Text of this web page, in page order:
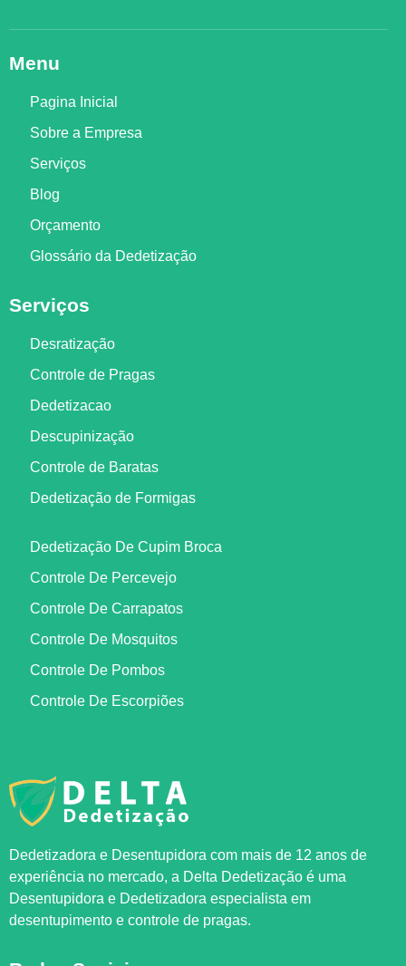
Dedetizadora e Desentupidora com mais de 12 anos de
experiência no mercado, a Delta Dedetização é uma
Desentupidora e Dedetizadora especialista em
desentupimento e controle de pragas.
Menu
Pagina Inicial
Sobre a Empresa
Serviços
Blog
Orçamento
Glossário da Dedetização
Serviços
Desratização
Controle de Pragas
Dedetizacao
Descupinização
Controle de Baratas
Dedetização de Formigas
Dedetização De Cupim Broca
Controle De Percevejo
Controle De Carrapatos
Controle De Mosquitos
Controle De Pombos
Controle De Escorpiões